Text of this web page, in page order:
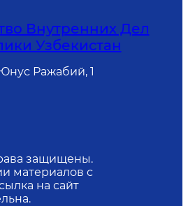
Внутренних Дел
Узбекистан
Ражабий, 1
защищены.
материалов с
на сайт